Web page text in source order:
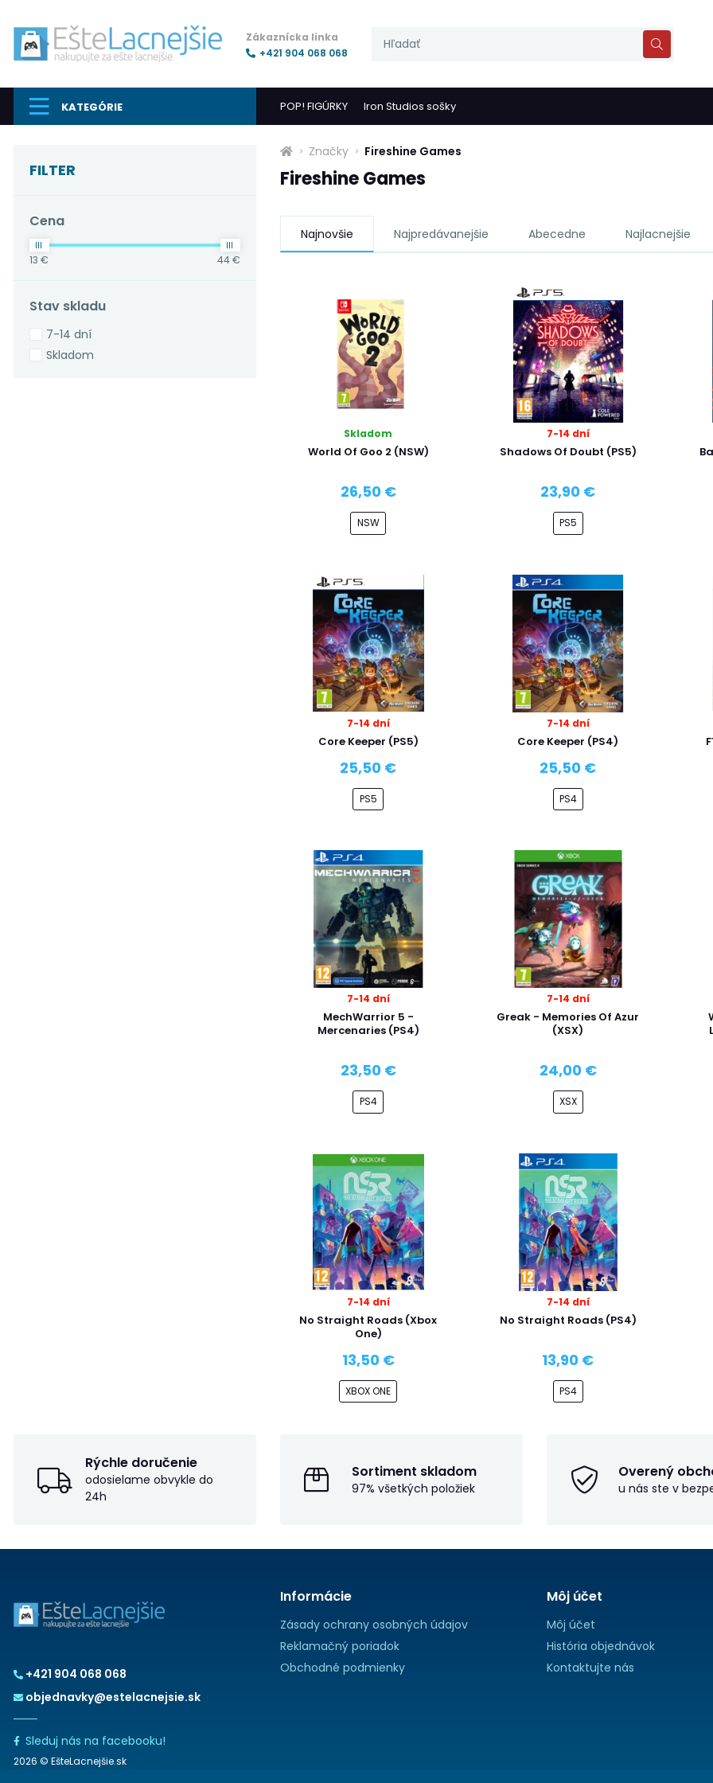
Zákaznícka linka
+421 904 068 068
KATEGÓRIE POP! FIGÚRKY Iron Studios sošky
FILTER
Cena
13 € 44 €
Stav skladu
7-14 dní
Skladom
Značky Fireshine Games
Fireshine Games
Najnovšie Najpredávanejšie Abecedne Najlacnejšie
Skladom
World Of Goo 2 (NSW)
26,50 €
NSW
7-14 dní
Shadows Of Doubt (PS5)
23,90 €
PS5
7-14 dní
Core Keeper (PS5)
25,50 €
PS5
7-14 dní
Core Keeper (PS4)
25,50 €
PS4
7-14 dní
MechWarrior 5 -
Mercenaries (PS4)
23,50 €
PS4
7-14 dní
Greak - Memories Of Azur
(XSX)
24,00 €
XSX
7-14 dní
No Straight Roads (Xbox
One)
13,50 €
XBOX ONE
7-14 dní
No Straight Roads (PS4)
13,90 €
PS4
Rýchle doručenie
odosielame obvykle do
24h
Sortiment skladom
97% všetkých položiek
Overený
u nás ste v
+421 904 068 068
objednavky@estelacnejsie.sk
Sleduj nás na facebooku!
2026 © EšteLacnejšie.sk
Informácie
Zásady ochrany osobných údajov
Reklamačný poriadok
Obchodné podmienky
Môj účet
Môj účet
História objednávok
Kontaktujte nás